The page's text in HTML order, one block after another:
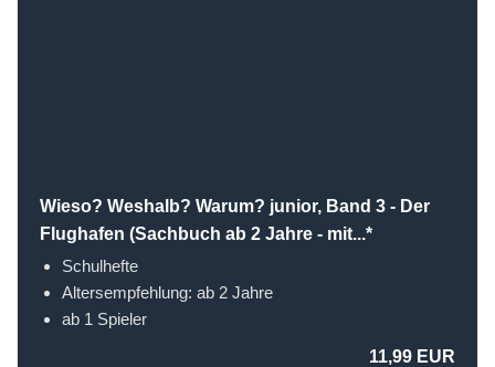
Wieso? Weshalb? Warum? junior, Band 3 - Der
Flughafen (Sachbuch ab 2 Jahre - mit...*
Schulhefte
Altersempfehlung: ab 2 Jahre
ab 1 Spieler
11,99 EUR